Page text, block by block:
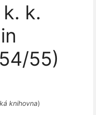
k.
55)
knihovna)